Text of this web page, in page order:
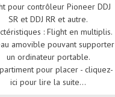
pour contrôleur Pioneer DDJ
SR et DDJ RR et autre.
: Flight en multiplis.
amovible pouvant supporter
un ordinateur portable.
pour placer - cliquez-
ici pour lire la suite...